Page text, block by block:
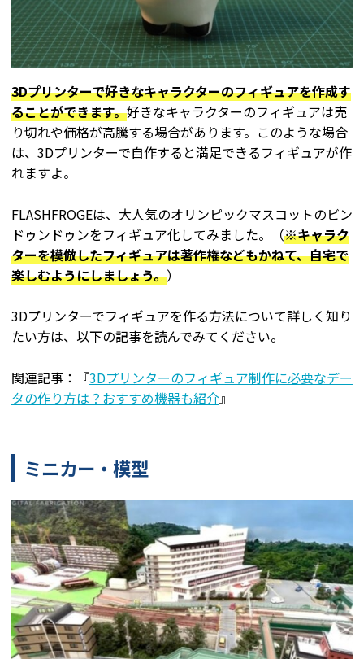
3Dプリンターで好きなキャラクターのフィギュアを作成す
ることができます。好きなキャラクターのフィギュアは売
り切れや価格が高騰する場合があります。このような場合
は、3Dプリンターで自作すると満足できるフィギュアが作
れますよ。
FLASHFROGEは、大人気のオリンピックマスコットのビン
ドゥンドゥンをフィギュア化してみました。（※キャラク
ターを模倣したフィギュアは著作権などもかねて、自宅で
楽しむようにしましょう。）
3Dプリンターでフィギュアを作る方法について詳しく知り
たい方は、以下の記事を読んでみてください。
関連記事：『3Dプリンターのフィギュア制作に必要なデー
タの作り方は？おすすめ機器も紹介』
ミニカー・模型